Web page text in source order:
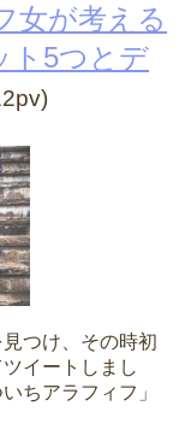
女が考える
ト5つとデ
つけ、その時初
イートしまし
ちアラフィフ」